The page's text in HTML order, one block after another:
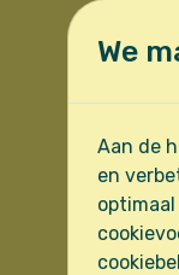
We
Aan de
en